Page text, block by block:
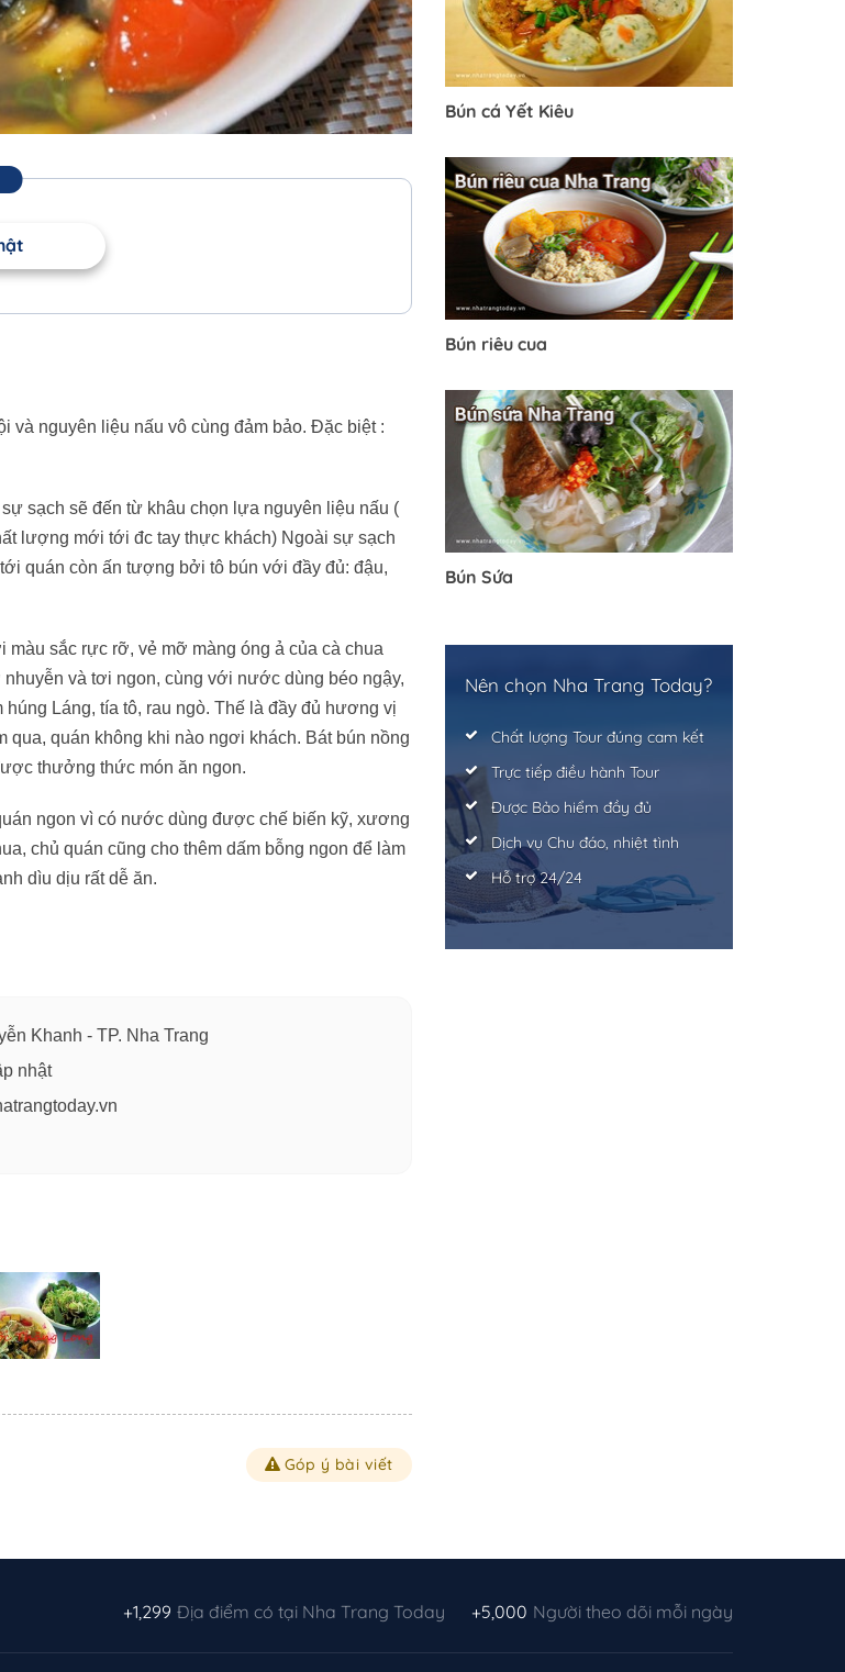
và nguyên liệu nấu vô cùng đảm bảo. Đặc biệt :
sạch sẽ đến từ khâu chọn lựa nguyên liệu nấu (
lượng mới tới đc tay thực khách) Ngoài sự sạch
quán còn ấn tượng bởi tô bún với đầy đủ: đậu,
sắc rực rỡ, vẻ mỡ màng óng ả của cà chua
và tơi ngon, cùng với nước dùng béo ngậy,
Láng, tía tô, rau ngò. Thế là đầy đủ hương vị
quán không khi nào ngơi khách. Bát bún nồng
thưởng thức món ăn ngon.
ngon vì có nước dùng được chế biến kỹ, xương
chủ quán cũng cho thêm dấm bỗng ngon để làm
dìu dịu rất dễ ăn.
Khanh - TP. Nha Trang
nhật
Góp ý bài viết
Bún cá Yết Kiêu
Bún riêu cua
Bún Sứa
Nên chọn Nha Trang Today?
Chất lượng Tour đúng cam kết
Trực tiếp điều hành Tour
Được Bảo hiểm đầy đủ
Dịch vụ Chu đáo, nhiệt tình
Hỗ trợ 24/24
+1,299 Địa điểm có tại Nha Trang Today +5,000 Người theo dõi mỗi ngày